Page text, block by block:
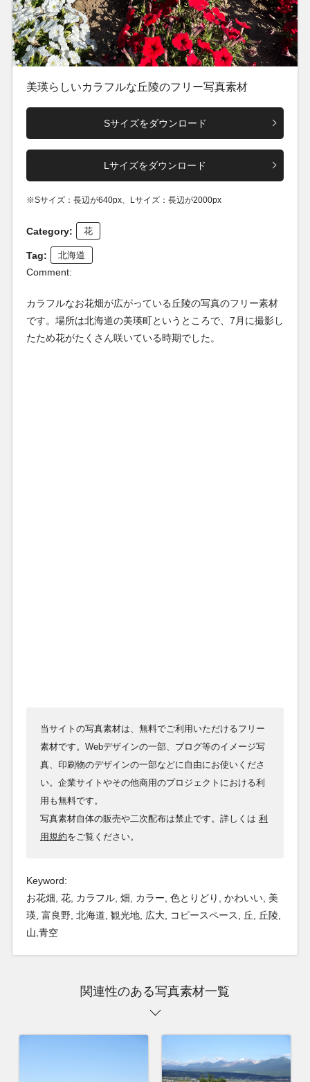
美瑛らしいカラフルな丘陵のフリー写真素材
Sサイズをダウンロード
Lサイズをダウンロード
※Sサイズ：長辺が640px、Lサイズ：長辺が2000px
Category: 花
Tag: 北海道
Comment:
カラフルなお花畑が広がっている丘陵の写真のフリー素材
です。場所は北海道の美瑛町というところで、7月に撮影し
たため花がたくさん咲いている時期でした。
当サイトの写真素材は、無料でご利用いただけるフリー
素材です。Webデザインの一部、ブログ等のイメージ写
真、印刷物のデザインの一部などに自由にお使いくださ
い。企業サイトやその他商用のプロジェクトにおける利
用も無料です。
写真素材自体の販売や二次配布は禁止です。詳しくは 利
用規約をご覧ください。
Keyword:
お花畑, 花, カラフル, 畑, カラー, 色とりどり, かわいい, 美
瑛, 富良野, 北海道, 観光地, 広大, コピースペース, 丘, 丘陵,
山,青空
関連性のある写真素材一覧